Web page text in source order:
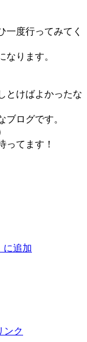
一度行ってみてく
なります。
とけばよかったな
ブログです。
ってます！
ンク